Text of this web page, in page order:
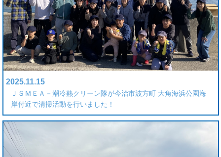
2025.11.15
ＪＳＭＥＡ－潮冷熱クリーン隊が今治市波方町 大角海浜公園海
岸付近で清掃活動を行いました！